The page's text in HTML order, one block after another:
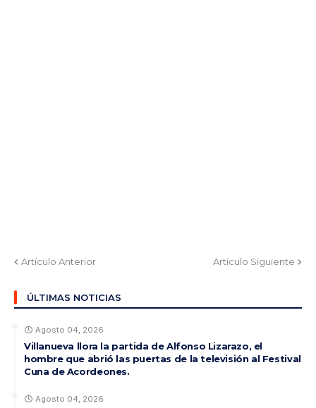
Artículo Anterior Artículo Siguiente
ÚLTIMAS NOTICIAS
Agosto 04, 2026
Villanueva llora la partida de Alfonso Lizarazo, el
hombre que abrió las puertas de la televisión al Festival
Cuna de Acordeones.
Agosto 04, 2026